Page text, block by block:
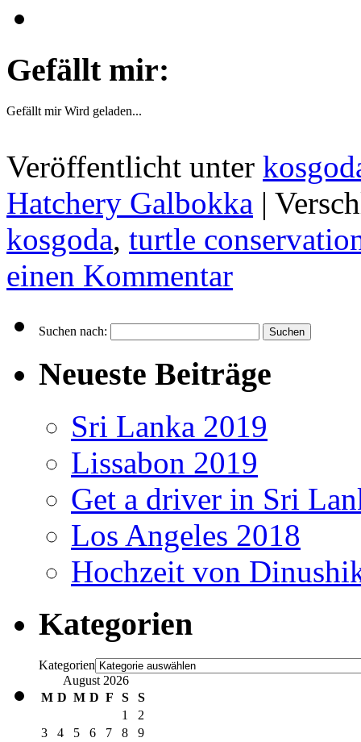
Gefällt mir:
Gefällt mir Wird geladen...
Veröffentlicht unter
Hatchery Galbokka |
kosgoda, turtle
einen Kommentar
Suchen nach:
Neueste Beiträge
Sri Lanka 2019
Lissabon 2019
Get a driver in Sri
Los Angeles 2018
Hochzeit von
Kategorien
Kategorien
August 2026
M D M D F S
S
1
2
3
4 5 6 7 8
9